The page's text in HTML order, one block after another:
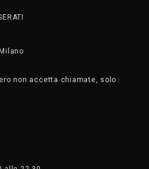
non accetta chiamate, solo